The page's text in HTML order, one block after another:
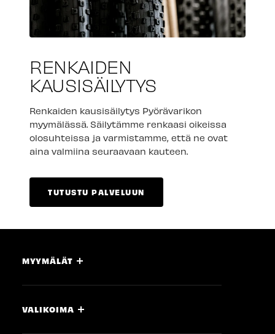
RENKAIDEN
KAUSISÄILYTYS
Renkaiden kausisäilytys Pyörävarikon
myymälässä. Säilytämme renkaasi oikeissa
olosuhteissa ja varmistamme, että ne ovat
aina valmiina seuraavaan kauteen.
TUTUSTU PALVELUUN
MYYMÄLÄT
VALIKOIMA